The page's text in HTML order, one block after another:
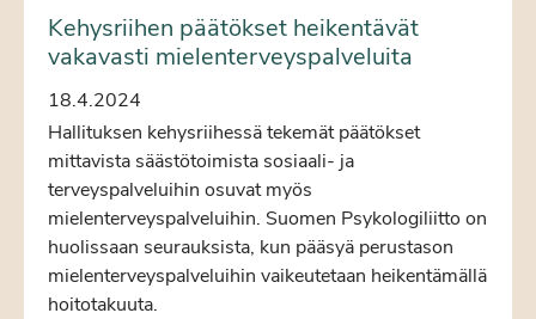
Kehysriihen päätökset heikentävät
vakavasti mielenterveyspalveluita
18.4.2024
Hallituksen kehysriihessä tekemät päätökset
mittavista säästötoimista sosiaali- ja
terveyspalveluihin osuvat myös
mielenterveyspalveluihin. Suomen Psykologiliitto on
huolissaan seurauksista, kun pääsyä perustason
mielenterveyspalveluihin vaikeutetaan heikentämällä
hoitotakuuta.